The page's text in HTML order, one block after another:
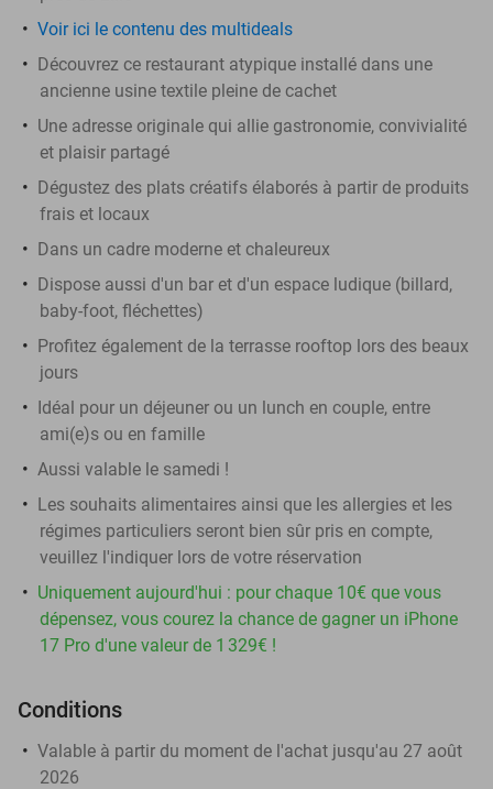
Voir ici le contenu des multideals
Découvrez ce restaurant atypique installé dans une
ancienne usine textile pleine de cachet
Une adresse originale qui allie gastronomie, convivialité
et plaisir partagé
Dégustez des plats créatifs élaborés à partir de produits
frais et locaux
Dans un cadre moderne et chaleureux
Dispose aussi d'un bar et d'un espace ludique (billard,
baby-foot, fléchettes)
Profitez également de la terrasse rooftop lors des beaux
jours
Idéal pour un déjeuner ou un lunch en couple, entre
ami(e)s ou en famille
Aussi valable le samedi !
Les souhaits alimentaires ainsi que les allergies et les
régimes particuliers seront bien sûr pris en compte,
veuillez l'indiquer lors de votre réservation
Uniquement aujourd'hui : pour chaque 10€ que vous
dépensez, vous courez la chance de gagner un iPhone
17 Pro d'une valeur de 1 329€ !
Conditions
Valable à partir du moment de l'achat jusqu'au 27 août
2026